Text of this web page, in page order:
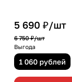
5 690 ₽/шт
6 750 ₽/шт
Выгода
1 060 рублей